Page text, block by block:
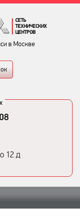
СЕТЬ
ТЕХНИЧЕСКИХ
ЦЕНТРОВ
в Москве
12 д